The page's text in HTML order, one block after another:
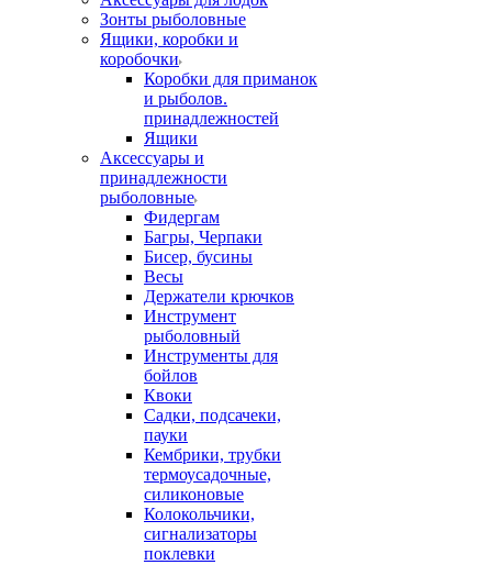
Зонты рыболовные
Ящики, коробки и
коробочки
Коробки для приманок
и рыболов.
принадлежностей
Ящики
Аксессуары и
принадлежности
рыболовные
Фидергам
Багры, Черпаки
Бисер, бусины
Весы
Держатели крючков
Инструмент
рыболовный
Инструменты для
бойлов
Квоки
Садки, подсачеки,
пауки
Кембрики, трубки
термоусадочные,
силиконовые
Колокольчики,
сигнализаторы
поклевки